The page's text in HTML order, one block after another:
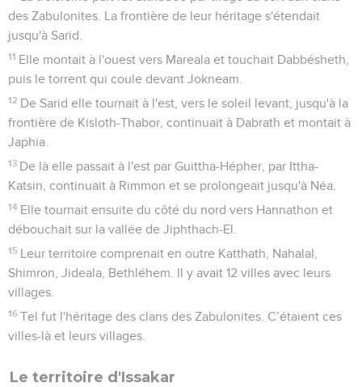
des Zabulonites. La frontière de leur héritage s'étendait
jusqu'à Sarid.
11 Elle montait à l'ouest vers Mareala et touchait Dabbésheth,
puis le torrent qui coule devant Jokneam.
12 De Sarid elle tournait à l'est, vers le soleil levant, jusqu'à la
frontière de Kisloth-Thabor, continuait à Dabrath et montait à
Japhia.
13 De là elle passait à l'est par Guittha-Hépher, par Ittha-
Katsin, continuait à Rimmon et se prolongeait jusqu'à Néa.
14 Elle tournait ensuite du côté du nord vers Hannathon et
débouchait sur la vallée de Jiphthach-El.
15 Leur territoire comprenait en outre Katthath, Nahalal,
Shimron, Jideala, Bethléhem. Il y avait 12 villes avec leurs
villages.
16 Tel fut l'héritage des clans des Zabulonites. C’étaient ces
villes-là et leurs villages.
Le territoire d'Issakar